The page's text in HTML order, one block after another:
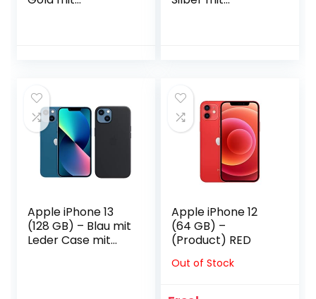
Apple iPhone 13
(128 GB) – Blau mit
Leder Case mit
Apple iPhone 12
(64 GB) –
(Product) RED
Out of Stock